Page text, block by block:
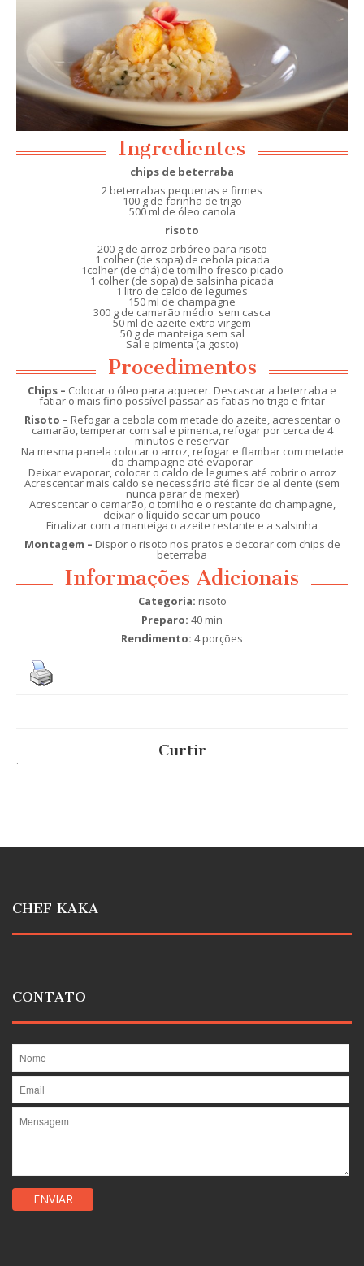
Ingredientes
chips de beterraba
2 beterrabas pequenas e firmes
100 g de farinha de trigo
500 ml de óleo canola
risoto
200 g de arroz arbóreo para risoto
1 colher (de sopa) de cebola picada
1colher (de chá) de tomilho fresco picado
1 colher (de sopa) de salsinha picada
1 litro de caldo de legumes
150 ml de champagne
300 g de camarão médio sem casca
50 ml de azeite extra virgem
50 g de manteiga sem sal
Sal e pimenta (a gosto)
Procedimentos
Chips – Colocar o óleo para aquecer. Descascar a beterraba e
fatiar o mais fino possível passar as fatias no trigo e fritar
Risoto – Refogar a cebola com metade do azeite, acrescentar o
camarão, temperar com sal e pimenta, refogar por cerca de 4
minutos e reservar
Na mesma panela colocar o arroz, refogar e flambar com metade
do champagne até evaporar
Deixar evaporar, colocar o caldo de legumes até cobrir o arroz
Acrescentar mais caldo se necessário até ficar de al dente (sem
nunca parar de mexer)
Acrescentar o camarão, o tomilho e o restante do champagne,
deixar o líquido secar um pouco
Finalizar com a manteiga o azeite restante e a salsinha
Montagem – Dispor o risoto nos pratos e decorar com chips de
beterraba
Informações Adicionais
Categoria: risoto
Preparo: 40 min
Rendimento: 4 porções
Curtir
.
CHEF KAKA
CONTATO